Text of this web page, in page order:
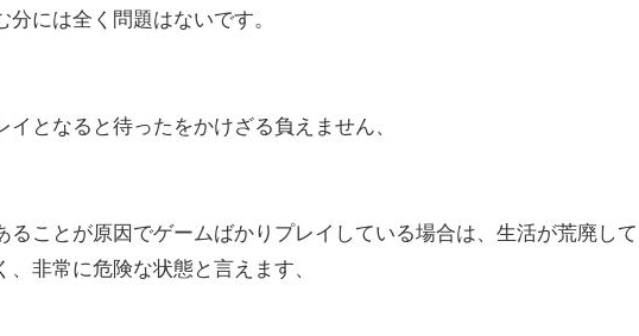
には全く問題はないです。
イとなると待ったをかけざる負えません、
ることが原因でゲームばかりプレイしている場合は、生活が荒廃して
、非常に危険な状態と言えます、